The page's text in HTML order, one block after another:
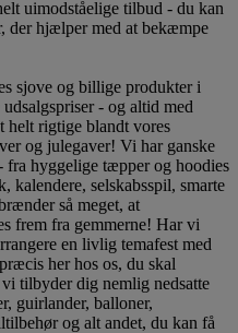
uimodståelige tilbud - du kan
der hjælper med at bekæmpe
sjove og billige produkter i
- og altid med
helt rigtige blandt vores
og julegaver! Vi har ganske
fra hyggelige tæpper og hoodies
kalendere, selskabsspil, smarte
så meget, at
frem fra gemmerne! Har vi
en livlig temafest med
her hos os, du skal
tilbyder dig nemlig nedsatte
guirlander, balloner,
og alt andet, du kan få